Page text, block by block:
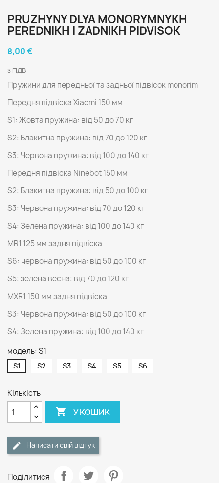
PRUZHYNY DLYA MONORYMNYKH
PEREDNIKH I ZADNIKH PIDVISOK
8,00 €
з ПДВ
Пружини для передньої та задньої підвісок monorim
Передня підвіска Xiaomi 150 мм
S1: Жовта пружина: від 50 до 70 кг
S2: Блакитна пружина: від 70 до 120 кг
S3: Червона пружина: від 100 до 140 кг
Передня підвіска Ninebot 150 мм
S2: Блакитна пружина: від 50 до 100 кг
S3: Червона пружина: від 70 до 120 кг
S4: Зелена пружина: від 100 до 140 кг
MR1 125 мм задня підвіска
S6: червона пружина: від 50 до 100 кг
S5: зелена весна: від 70 до 120 кг
MXR1 150 мм задня підвіска
S3: Червона пружина: від 50 до 100 кг
S4: Зелена пружина: від 100 до 140 кг
модель: S1
S1 S2 S3 S4 S5 S6
Кількість
 У КОШИК
Написати свій відгук
Поділитися